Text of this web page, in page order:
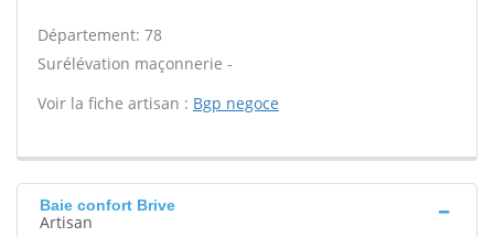
Département: 78
Surélévation maçonnerie -
Voir la fiche artisan : Bgp negoce
Baie confort Brive
Artisan